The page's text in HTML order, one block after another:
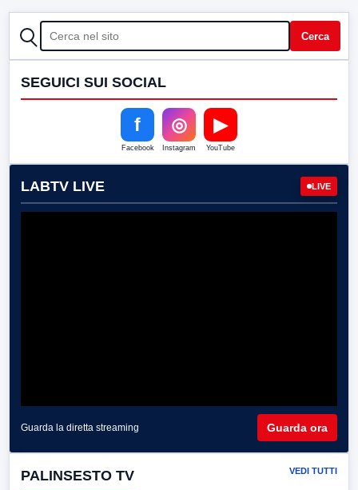
CERCA Cerca
SEGUICI SUI SOCIAL
f
Facebook
◎
Instagram
▶
YouTube
LABTV LIVE LIVE
Guarda la diretta streaming Guarda ora
PALINSESTO TV VEDI TUTTI